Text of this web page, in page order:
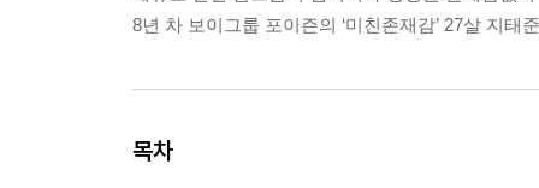
8년 차 보이그룹 포이즌의 ‘미친존재감’ 27살 지태
목차